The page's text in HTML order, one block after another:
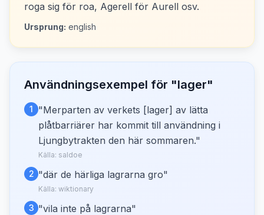
roga sig för roa, Agerell för Aurell osv.
Ursprung: english
Användningsexempel för "lager"
1 "Merparten av verkets [lager] av lätta
plåtbarriärer har kommit till användning i
Ljungbytrakten den här sommaren."
Källa: saldoe
2 "där de härliga lagrarna gro"
Källa: wiktionary
3 "vila inte på lagrarna"